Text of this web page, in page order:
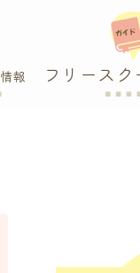
情報 フリース